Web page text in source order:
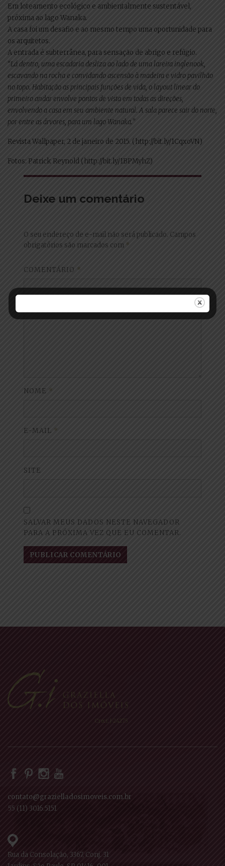
Em loteamento ecológico e ambientalmente sustentável,
próxima ao lago Wanaka.
A casa foi um desafio e ao mesmo tempo uma oportunidade para
os arquitetos.
A entrada é subterrânea, para sensação de abrigo e refúgio.
“Lá dentro, uma escadaria desliza ao lado de uma lareira inglenook,
escavando na rocha e convidando ascensão à madeira e vidro pavilhão
no topo. Habitação as principais funções de vida, o layout linear do
primeiro andar envolve pontos de vista em todas as direções,
envolvendo a casa em seu ambiente natural. A sala parece sair do norte,
por entre as árvores, para um lago Wanaka.”
Revista Wallpaper, 2 de janeiro de 2015. (http://bit.ly/1CqxoVN)
Fotos: Patrick Reynold (http://bit.ly/1BPMyhZ)
Deixe um comentário
O seu endereço de e-mail não será publicado. Campos
obrigatórios são marcados com *
COMENTÁRIO *
NOME *
E-MAIL *
SITE
SALVAR MEUS DADOS NESTE NAVEGADOR
PARA A PRÓXIMA VEZ QUE EU COMENTAR.
Creci: J-24275
contato@grazielladosimoveis.com.br
55 (11) 3016.5151
Rua da Consolação, 3367, Conj. 31